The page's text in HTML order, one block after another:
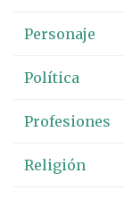
Personaje
Política
Profesiones
Religión